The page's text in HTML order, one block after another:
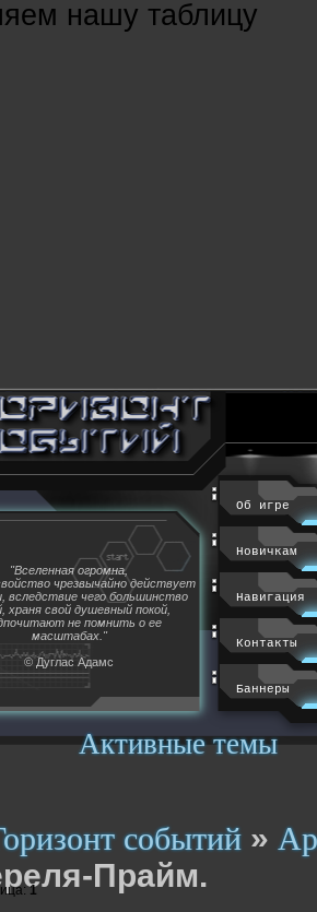
нашу таблицу
Активные темы
"Вселенная огромна,
чрезвычайно действует
вследствие чего большинство
храня свой душевный покой,
не помнить о ее
масштабах."
© Дуглас Адамс
Об игре
Новичкам
Навигация
Контакты
Баннеры
событий »
Прайм.
1